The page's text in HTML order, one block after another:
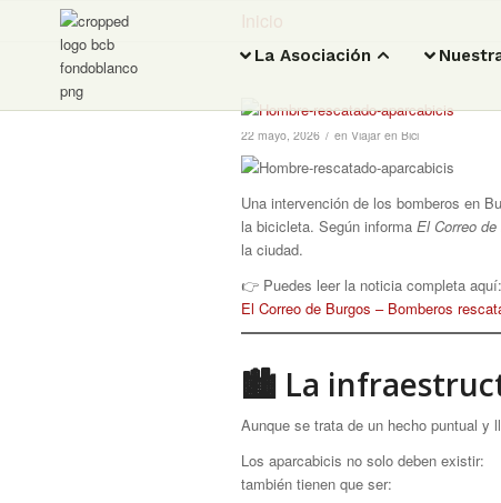
La Asociación
22 mayo, 2026 / en Viajar en Bici
Una intervención de los bomberos en
la bicicleta. Según informa El Correo de
la ciudad.
👉 Puedes leer la noticia completa aquí:
El Correo de Burgos – Bomberos
🏙 La
Aunque se trata de un hecho puntual
Los aparcabicis no solo deben existir:
también tienen que ser: